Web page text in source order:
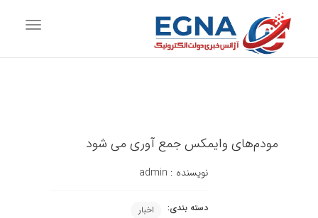
مودم‌های وایمکس جمع آوری می شود
نویسنده : admin
دسته بندی: اخبار